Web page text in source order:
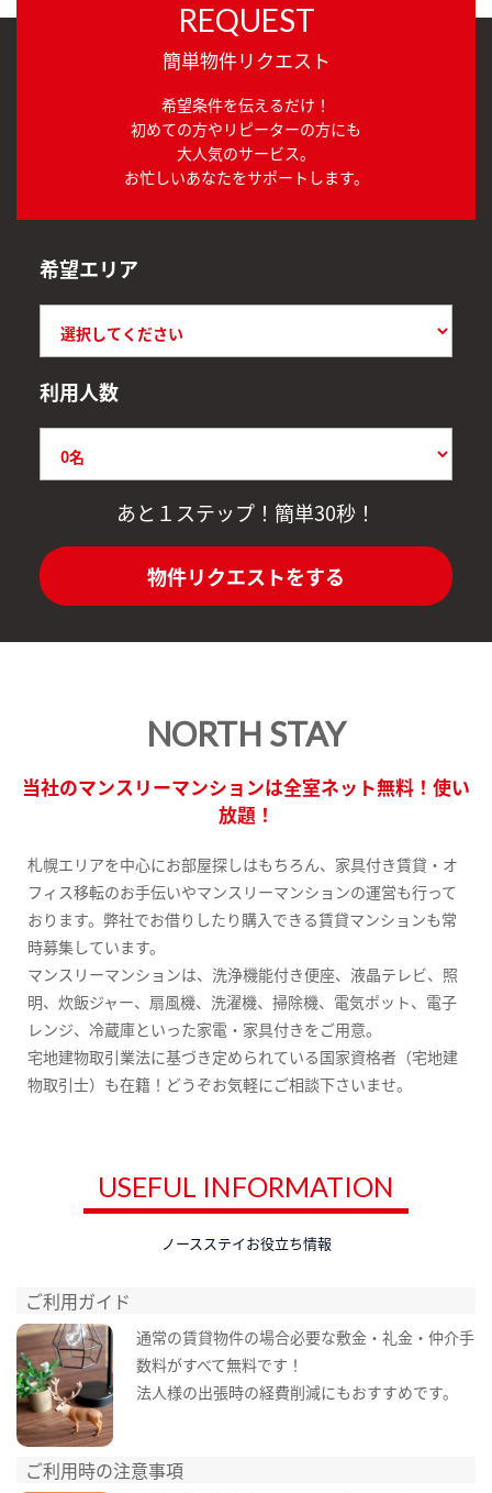
REQUEST
簡単物件リクエスト
希望条件を伝えるだけ！
初めての方やリピーターの方にも
大人気のサービス。
お忙しいあなたをサポートします。
希望エリア
利用人数
あと１ステップ！簡単30秒！
物件リクエストをする
NORTH STAY
当社のマンスリーマンションは全室ネット無料！使い
放題！
札幌エリアを中心にお部屋探しはもちろん、家具付き賃貸・オ
フィス移転のお手伝いやマンスリーマンションの運営も行って
おります。弊社でお借りしたり購入できる賃貸マンションも常
時募集しています。
マンスリーマンションは、洗浄機能付き便座、液晶テレビ、照
明、炊飯ジャー、扇風機、洗濯機、掃除機、電気ポット、電子
レンジ、冷蔵庫といった家電・家具付きをご用意。
宅地建物取引業法に基づき定められている国家資格者（宅地建
物取引士）も在籍！どうぞお気軽にご相談下さいませ。
USEFUL INFORMATION
ノースステイお役立ち情報
ご利用ガイド
通常の賃貸物件の場合必要な敷金・礼金・仲介手
数料がすべて無料です！
法人様の出張時の経費削減にもおすすめです。
ご利用時の注意事項